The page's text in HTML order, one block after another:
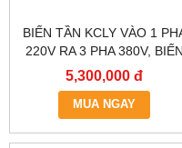
BIẾN TẦN KCLY VÀO 1
220V RA 3 PHA 380V, BIẾN
TẦN KCLY KOC600-
5R5GT3-B
5,300,000 đ
MUA NGAY